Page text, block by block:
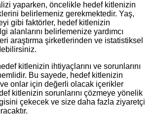
yaparken, öncelikle hedef kitlenizin
belirlemeniz gerekmektedir. Yaş,
gibi faktörler, hedef kitlenizin
alanlarını belirlemenize yardımcı
araştırma şirketlerinden ve istatistiksel
kitlenizin ihtiyaçlarını ve sorunlarını
Bu sayede, hedef kitlenizin
onlar için değerli olacak içerikler
kitlenizin sorunlarını çözmeye yönelik
çekecek ve size daha fazla ziyaretçi